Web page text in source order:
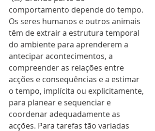
comportamento depende do tempo.
Os seres humanos e outros animais
têm de extrair a estrutura temporal
do ambiente para aprenderem a
antecipar acontecimentos, a
compreender as relações entre
acções e consequências e a estimar
o tempo, implícita ou explicitamente,
para planear e sequenciar e
coordenar adequadamente as
acções. Para tarefas tão variadas